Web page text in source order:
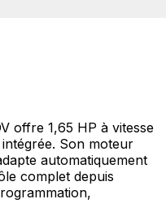
offre 1,65 HP à vitesse
Son moteur
automatiquement
complet depuis